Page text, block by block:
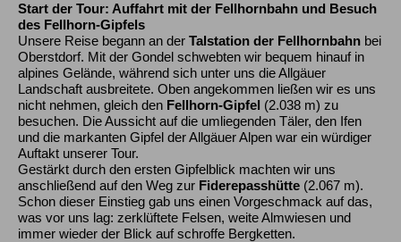
Start der Tour: Auffahrt mit der Fellhornbahn und Besuch
des Fellhorn-Gipfels
Unsere Reise begann an der Talstation der Fellhornbahn bei
Oberstdorf. Mit der Gondel schwebten wir bequem hinauf in
alpines Gelände, während sich unter uns die Allgäuer
Landschaft ausbreitete. Oben angekommen ließen wir es uns
nicht nehmen, gleich den Fellhorn-Gipfel (2.038 m) zu
besuchen. Die Aussicht auf die umliegenden Täler, den Ifen
und die markanten Gipfel der Allgäuer Alpen war ein würdiger
Auftakt unserer Tour.
Gestärkt durch den ersten Gipfelblick machten wir uns
anschließend auf den Weg zur Fiderepasshütte (2.067 m).
Schon dieser Einstieg gab uns einen Vorgeschmack auf das,
was vor uns lag: zerklüftete Felsen, weite Almwiesen und
immer wieder der Blick auf schroffe Bergketten.